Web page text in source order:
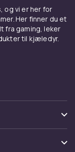
og vi er her for
Her finner du et
fra gaming, leker
til kjæledyr.